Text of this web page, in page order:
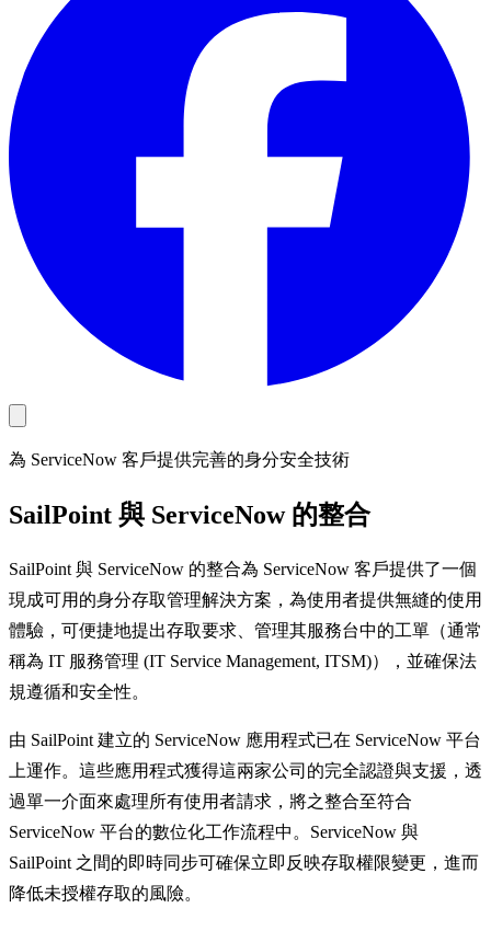
為 ServiceNow 客戶提供完善的身分安全技術
SailPoint 與 ServiceNow 的整合
SailPoint 與 ServiceNow 的整合為 ServiceNow 客戶提供了一個
現成可用的身分存取管理解決方案，為使用者提供無縫的使用
體驗，可便捷地提出存取要求、管理其服務台中的工單（通常
稱為 IT 服務管理 (IT Service Management, ITSM)），並確保法
規遵循和安全性。
由 SailPoint 建立的 ServiceNow 應用程式已在 ServiceNow 平台
上運作。這些應用程式獲得這兩家公司的完全認證與支援，透
過單一介面來處理所有使用者請求，將之整合至符合
ServiceNow 平台的數位化工作流程中。ServiceNow 與
SailPoint 之間的即時同步可確保立即反映存取權限變更，進而
降低未授權存取的風險。